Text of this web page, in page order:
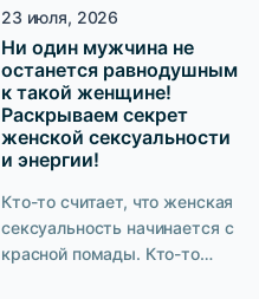
Главное — понимать, кому
они действительно нужны и
как выполнять их […]
23 июля, 2026
Ни один мужчина не
останется равнодушным
к такой женщине!
Раскрываем секрет
женской сексуальности
и энергии!
Кто-то считает, что женская
сексуальность начинается с
красной помады. Кто-то